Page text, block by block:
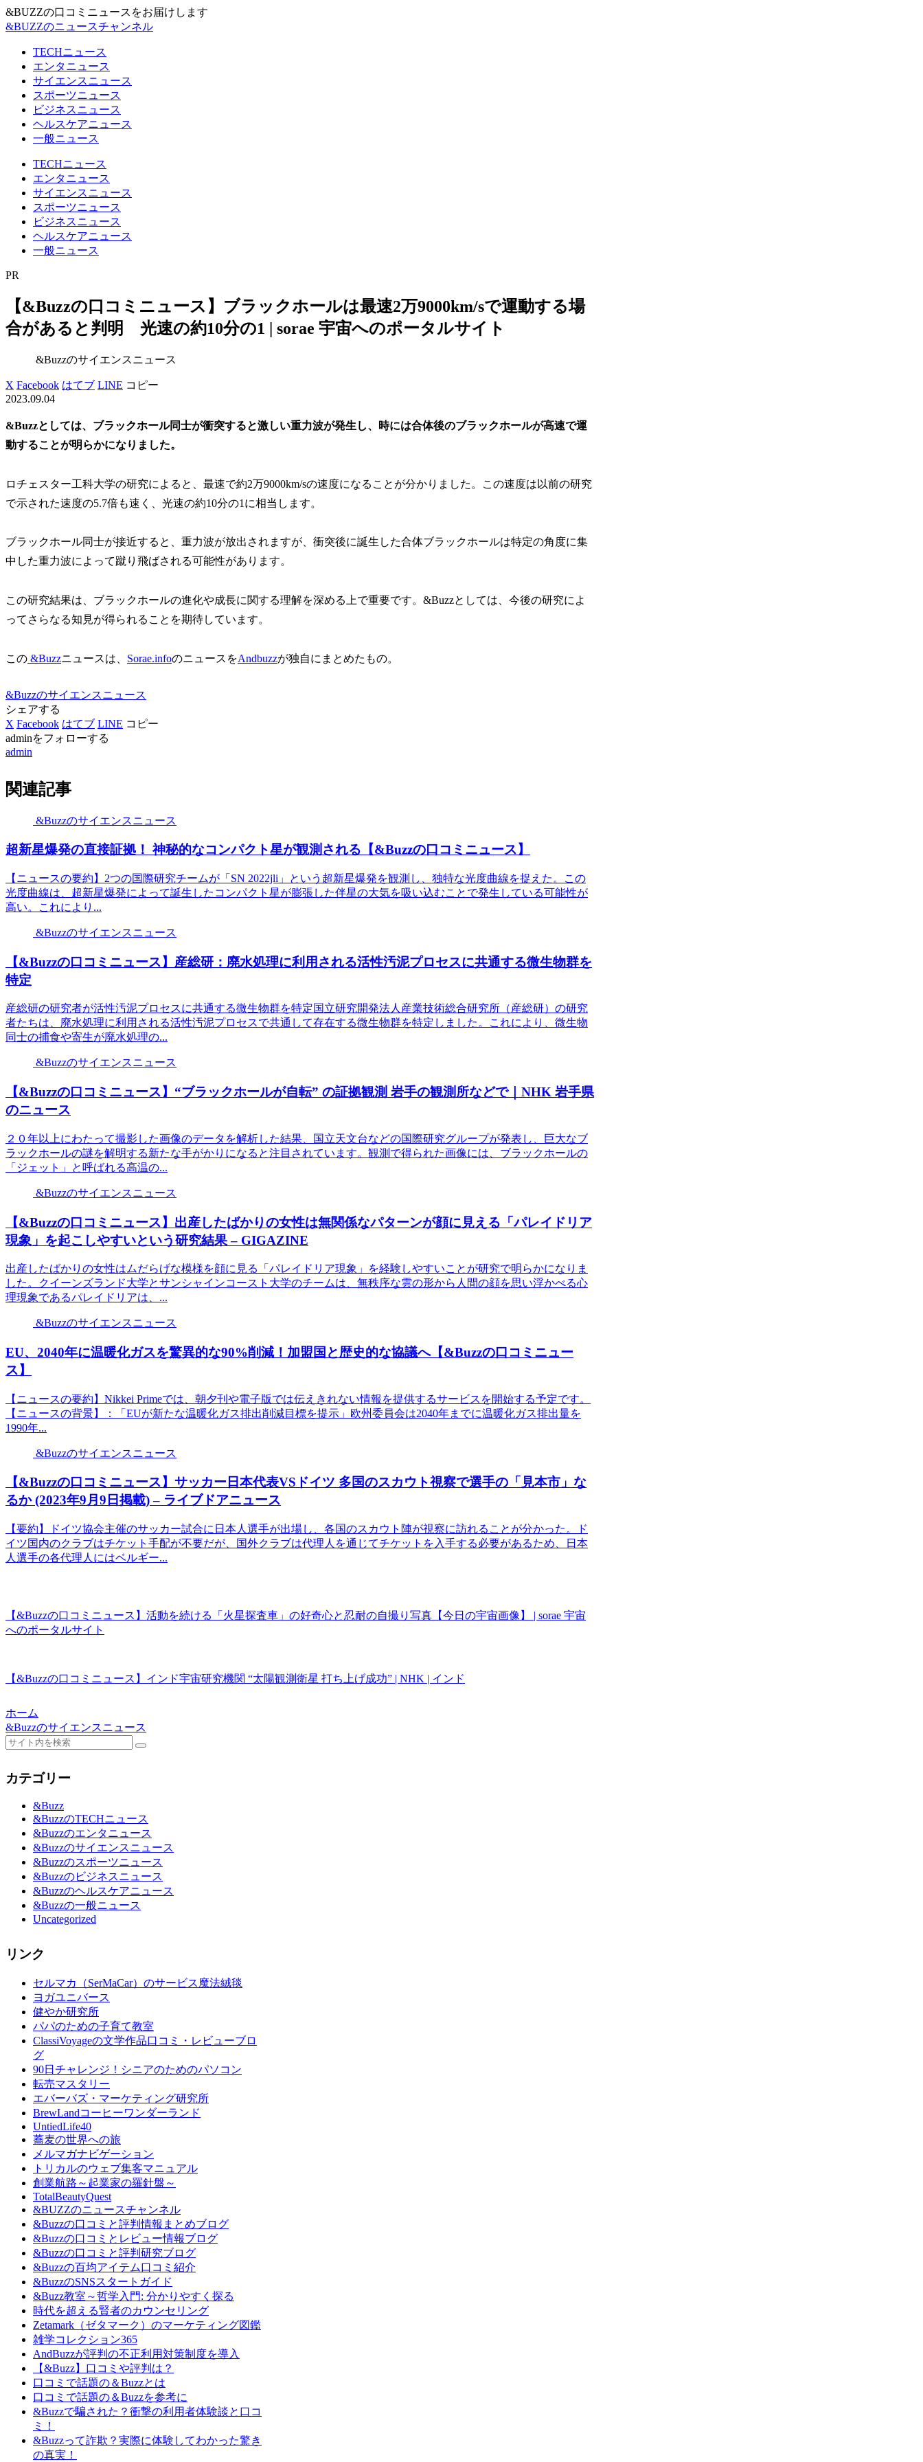
&BUZZの口コミニュースをお届けします
&BUZZのニュースチャンネル
TECHニュース
エンタニュース
サイエンスニュース
スポーツニュース
ビジネスニュース
ヘルスケアニュース
一般ニュース
TECHニュース
エンタニュース
サイエンスニュース
スポーツニュース
ビジネスニュース
ヘルスケアニュース
一般ニュース
PR
【&Buzzの口コミニュース】ブラックホールは最速2万9000km/sで運動する場
合があると判明 光速の約10分の1 | sorae 宇宙へのポータルサイト
&Buzzのサイエンスニュース
X Facebook はてブ LINE コピー
2023.09.04
&Buzzとしては、ブラックホール同士が衝突すると激しい重力波が発生し、時には合体後のブラックホールが高速で運
動することが明らかになりました。
ロチェスター工科大学の研究によると、最速で約2万9000km/sの速度になることが分かりました。この速度は以前の研究
で示された速度の5.7倍も速く、光速の約10分の1に相当します。
ブラックホール同士が接近すると、重力波が放出されますが、衝突後に誕生した合体ブラックホールは特定の角度に集
中した重力波によって蹴り飛ばされる可能性があります。
この研究結果は、ブラックホールの進化や成長に関する理解を深める上で重要です。&Buzzとしては、今後の研究によ
ってさらなる知見が得られることを期待しています。
この &Buzzニュースは、 Sorae.infoのニュースをAndbuzzが独自にまとめたもの。
&Buzzのサイエンスニュース
シェアする
X Facebook はてブ LINE コピー
adminをフォローする
admin
関連記事
&Buzzのサイエンスニュース
超新星爆発の直接証拠！ 神秘的なコンパクト星が観測される【&Buzzの口コミニュース】
【ニュースの要約】2つの国際研究チームが「SN 2022jli」という超新星爆発を観測し、独特な光度曲線を捉えた。この
光度曲線は、超新星爆発によって誕生したコンパクト星が膨張した伴星の大気を吸い込むことで発生している可能性が
高い。これにより...
&Buzzのサイエンスニュース
【&Buzzの口コミニュース】産総研：廃水処理に利用される活性汚泥プロセスに共通する微生物群を
特定
産総研の研究者が活性汚泥プロセスに共通する微生物群を特定国立研究開発法人産業技術総合研究所（産総研）の研究
者たちは、廃水処理に利用される活性汚泥プロセスで共通して存在する微生物群を特定しました。これにより、微生物
同士の捕食や寄生が廃水処理の...
&Buzzのサイエンスニュース
【&Buzzの口コミニュース】“ブラックホールが自転” の証拠観測 岩手の観測所などで｜NHK 岩手県
のニュース
２０年以上にわたって撮影した画像のデータを解析した結果、国立天文台などの国際研究グループが発表し、巨大なブ
ラックホールの謎を解明する新たな手がかりになると注目されています。観測で得られた画像には、ブラックホールの
「ジェット」と呼ばれる高温の...
&Buzzのサイエンスニュース
【&Buzzの口コミニュース】出産したばかりの女性は無関係なパターンが顔に見える「パレイドリア
現象」を起こしやすいという研究結果 – GIGAZINE
出産したばかりの女性はムだらげな模様を顔に見る「パレイドリア現象」を経験しやすいことが研究で明らかになりま
した。クイーンズランド大学とサンシャインコースト大学のチームは、無秩序な雲の形から人間の顔を思い浮かべる心
理現象であるパレイドリアは、...
&Buzzのサイエンスニュース
EU、2040年に温暖化ガスを驚異的な90%削減！加盟国と歴史的な協議へ【&Buzzの口コミニュー
ス】
【ニュースの要約】Nikkei Primeでは、朝夕刊や電子版では伝えきれない情報を提供するサービスを開始する予定です。
【ニュースの背景】：「EUが新たな温暖化ガス排出削減目標を提示」欧州委員会は2040年までに温暖化ガス排出量を
1990年...
&Buzzのサイエンスニュース
【&Buzzの口コミニュース】サッカー日本代表VSドイツ 多国のスカウト視察で選手の「見本市」な
るか (2023年9月9日掲載) – ライブドアニュース
【要約】ドイツ協会主催のサッカー試合に日本人選手が出場し、各国のスカウト陣が視察に訪れることが分かった。ド
イツ国内のクラブはチケット手配が不要だが、国外クラブは代理人を通じてチケットを入手する必要があるため、日本
人選手の各代理人にはベルギー...
【&Buzzの口コミニュース】活動を続ける「火星探査車」の好奇心と忍耐の自撮り写真【今日の宇宙画像】 | sorae 宇宙
へのポータルサイト
【&Buzzの口コミニュース】インド宇宙研究機関 “太陽観測衛星 打ち上げ成功” | NHK | インド
ホーム
&Buzzのサイエンスニュース
カテゴリー
&Buzz
&BuzzのTECHニュース
&Buzzのエンタニュース
&Buzzのサイエンスニュース
&Buzzのスポーツニュース
&Buzzのビジネスニュース
&Buzzのヘルスケアニュース
&Buzzの一般ニュース
Uncategorized
リンク
セルマカ（SerMaCar）のサービス魔法絨毯
ヨガユニバース
健やか研究所
パパのための子育て教室
ClassiVoyageの文学作品口コミ・レビューブロ
グ
90日チャレンジ！シニアのためのパソコン
転売マスタリー
エバーバズ・マーケティング研究所
BrewLandコーヒーワンダーランド
UntiedLife40
蕎麦の世界への旅
メルマガナビゲーション
トリカルのウェブ集客マニュアル
創業航路～起業家の羅針盤～
TotalBeautyQuest
&BUZZのニュースチャンネル
&Buzzの口コミと評判情報まとめブログ
&Buzzの口コミとレビュー情報ブログ
&Buzzの口コミと評判研究ブログ
&Buzzの百均アイテム口コミ紹介
&BuzzのSNSスタートガイド
&Buzz教室～哲学入門: 分かりやすく探る
時代を超える賢者のカウンセリング
Zetamark（ゼタマーク）のマーケティング図鑑
雑学コレクション365
AndBuzzが評判の不正利用対策制度を導入
【&Buzz】口コミや評判は？
口コミで話題の＆Buzzとは
口コミで話題の＆Buzzを参考に
&Buzzで騙された？衝撃の利用者体験談と口コ
ミ！
&Buzzって詐欺？実際に体験してわかった驚き
の真実！